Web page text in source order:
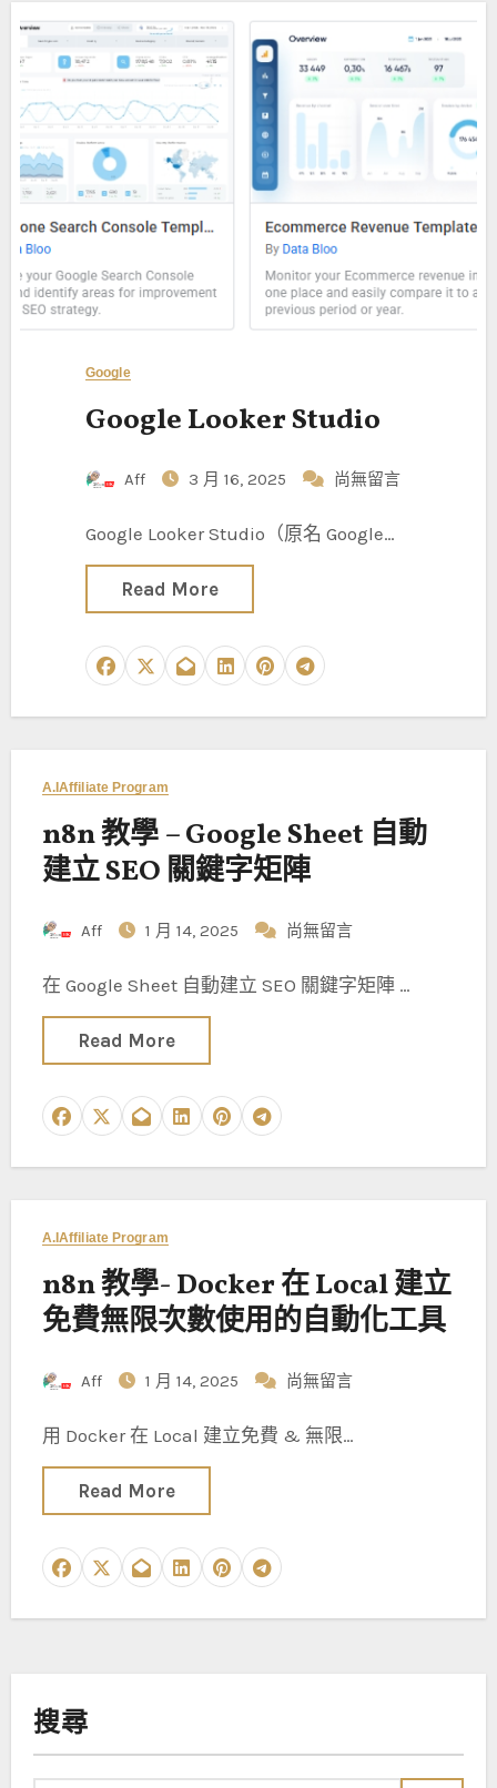
Google
Google Looker Studio
Aff 3 月 16, 2025 尚無留言
Google Looker Studio（原名 Google…
Read More
A.IAffiliate Program
n8n 教學 – Google Sheet 自動
建立 SEO 關鍵字矩陣
Aff 1 月 14, 2025 尚無留言
在 Google Sheet 自動建立 SEO 關鍵字矩陣 …
Read More
A.IAffiliate Program
n8n 教學- Docker 在 Local 建立
免費無限次數使用的自動化工具
Aff 1 月 14, 2025 尚無留言
用 Docker 在 Local 建立免費 & 無限…
Read More
搜尋